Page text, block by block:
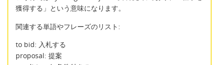
獲得する」という意味になります。
関連する単語やフレーズのリスト:
to bid: 入札する
proposal: 提案